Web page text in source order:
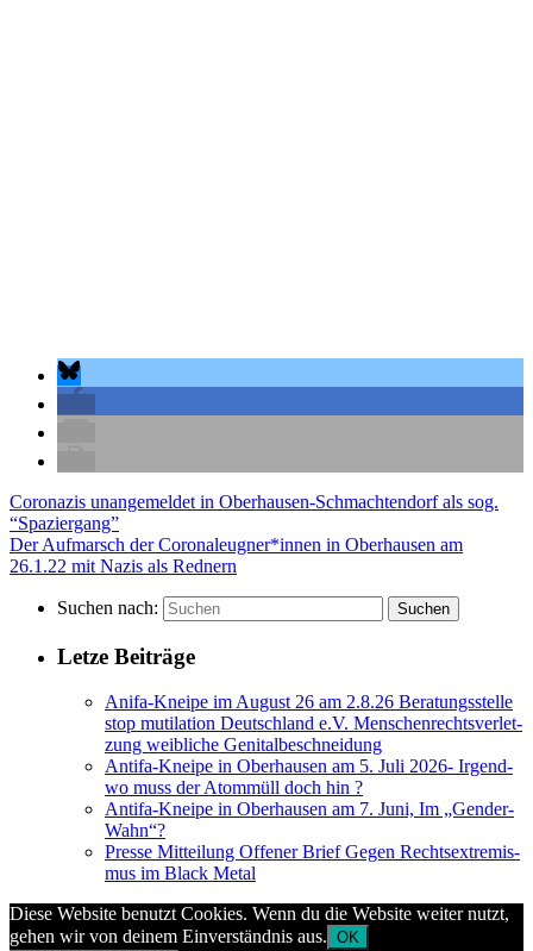
Coro­na­zis unan­ge­mel­det in Ober­hau­sen-Schmacht­en­dorf als sog.
“Spa­zier­gang”
Der Auf­marsch der Coronaleugner*innen in Ober­hau­sen am
26.1.22 mit Nazis als Rednern
Suchen nach: Suchen
Let­ze Beiträge
Ani­fa-Knei­pe im August 26 am 2.8.26 Bera­tungs­stel­le
stop muti­la­ti­on Deutsch­land e.V. Men­schen­rechts­ver­let­
zung weib­li­che Genitalbeschneidung
Anti­fa-Knei­pe in Ober­hau­sen am 5. Juli 2026- Irgend­
wo muss der Atom­müll doch hin ?
Anti­fa-Knei­pe in Ober­hau­sen am 7. Juni, Im „Gen­der-
Wahn“?
Pres­se Mit­tei­lung Offe­ner Brief Gegen Rechts­extre­mis­
mus im Black Metal
Diese Website benutzt Cookies. Wenn du die Website weiter nutzt,
gehen wir von deinem Einverständnis aus. OK